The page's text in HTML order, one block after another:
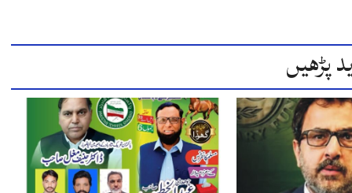
پڑھیں